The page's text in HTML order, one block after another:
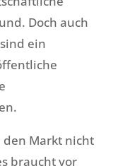
Doch auch
ein
den Markt nicht
braucht vor